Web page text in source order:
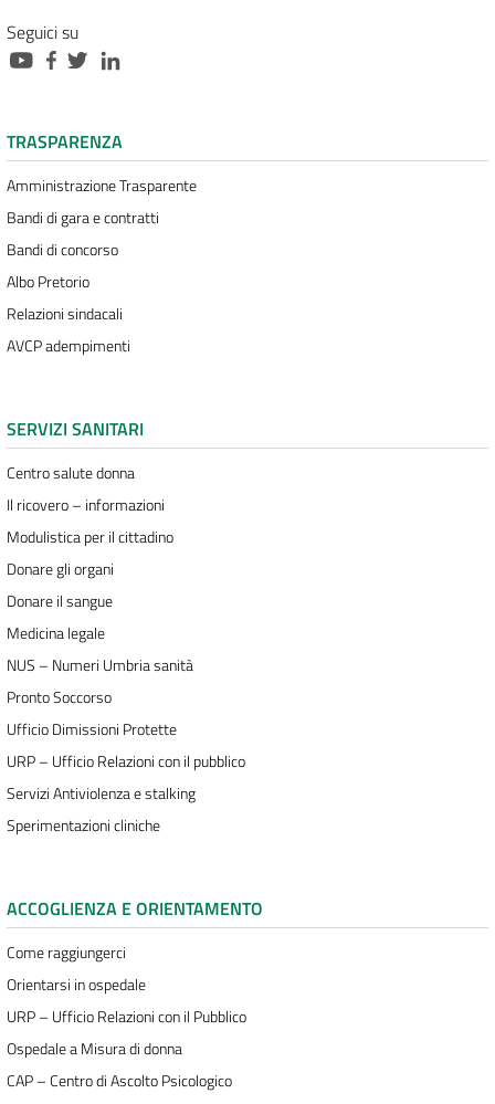
Seguici su
TRASPARENZA
Amministrazione Trasparente
Bandi di gara e contratti
Bandi di concorso
Albo Pretorio
Relazioni sindacali
AVCP adempimenti
SERVIZI SANITARI
Centro salute donna
Il ricovero – informazioni
Modulistica per il cittadino
Donare gli organi
Donare il sangue
Medicina legale
NUS – Numeri Umbria sanità
Pronto Soccorso
Ufficio Dimissioni Protette
URP – Ufficio Relazioni con il pubblico
Servizi Antiviolenza e stalking
Sperimentazioni cliniche
ACCOGLIENZA E ORIENTAMENTO
Come raggiungerci
Orientarsi in ospedale
URP – Ufficio Relazioni con il Pubblico
Ospedale a Misura di donna
CAP – Centro di Ascolto Psicologico